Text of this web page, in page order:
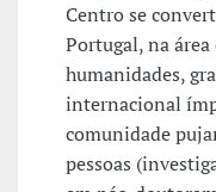
Centro se
Portugal, na área
humanidades,
internacional
comunidade
pessoas